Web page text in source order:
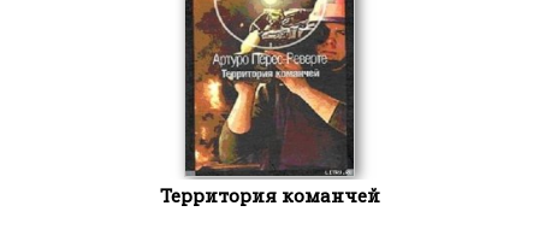
Территория команчей